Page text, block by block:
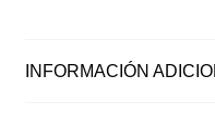
INFORMACIÓN